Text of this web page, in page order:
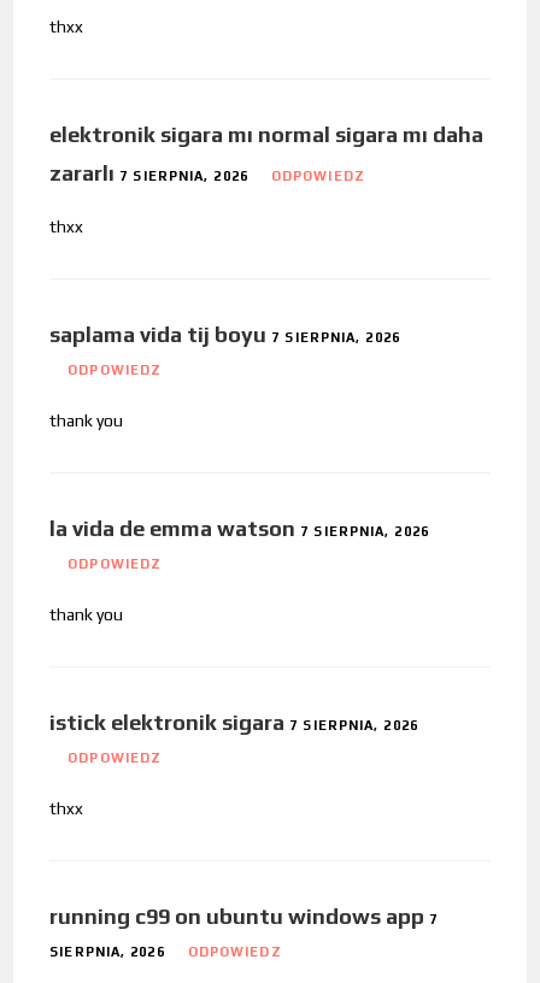
thxx
elektronik sigara mı normal sigara mı daha
zararlı 7 SIERPNIA, 2026 ODPOWIEDZ
thxx
saplama vida tij boyu 7 SIERPNIA, 2026
ODPOWIEDZ
thank you
la vida de emma watson 7 SIERPNIA, 2026
ODPOWIEDZ
thank you
istick elektronik sigara 7 SIERPNIA, 2026
ODPOWIEDZ
thxx
running c99 on ubuntu windows app 7
SIERPNIA, 2026 ODPOWIEDZ